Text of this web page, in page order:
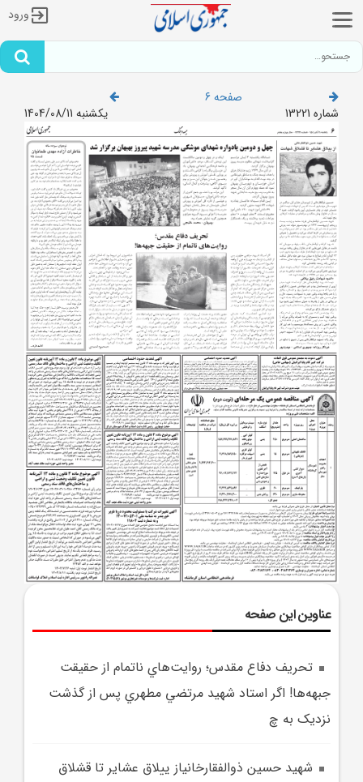
ورود
صفحه 6
شماره 13221
یکشنبه 1404/08/11
عناوین این صفحه
تحريف دفاع مقدس؛ روايت‌هاي ناتمام از حقيقت
جبهه‌ها! اگر استاد شهيد مرتضي مطهري پس از گذشت
نزديک به چ
شهيد حسين ذوالفقارخانياز ييلاق عشاير تا قشلاق